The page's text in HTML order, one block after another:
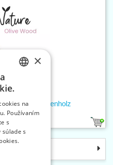
Olivenholz
ENGLISH
GERMAN
×
na
Používaním
s
súlade s